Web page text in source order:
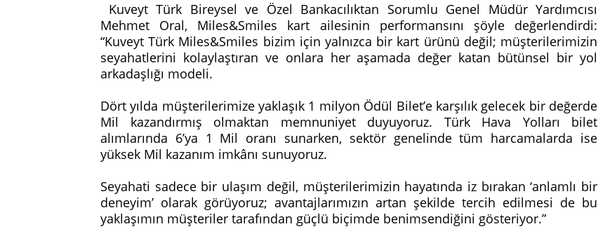
Kuveyt Türk Bireysel ve Özel Bankacılıktan Sorumlu Genel Müdür Yardımcısı
Mehmet Oral, Miles&Smiles kart ailesinin performansını şöyle değerlendirdi:
“Kuveyt Türk Miles&Smiles bizim için yalnızca bir kart ürünü değil; müşterilerimizin
seyahatlerini kolaylaştıran ve onlara her aşamada değer katan bütünsel bir yol
arkadaşlığı modeli.
Dört yılda müşterilerimize yaklaşık 1 milyon Ödül Bilet’e karşılık gelecek bir değerde
Mil kazandırmış olmaktan memnuniyet duyuyoruz. Türk Hava Yolları bilet
alımlarında 6’ya 1 Mil oranı sunarken, sektör genelinde tüm harcamalarda ise
yüksek Mil kazanım imkânı sunuyoruz.
Seyahati sadece bir ulaşım değil, müşterilerimizin hayatında iz bırakan ‘anlamlı bir
deneyim’ olarak görüyoruz; avantajlarımızın artan şekilde tercih edilmesi de bu
yaklaşımın müşteriler tarafından güçlü biçimde benimsendiğini gösteriyor.”